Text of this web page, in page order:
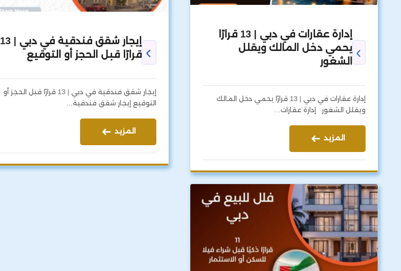
إدارة عقارات في دبي | 13 قرارًا
يحمي دخل المالك ويقلل
الشغور
إدارة عقارات في دبي | 13 قرارًا يحمي دخل المالك
ويقلل الشغور إدارة عقارات…
المزيد
إيجار شقق فندقية في دبي | 13
قرارًا قبل الحجز أو التوقيع
إيجار شقق فندقية في دبي | 13 قرارًا قبل الحجز أو
التوقيع إيجار شقق فندقية…
المزيد